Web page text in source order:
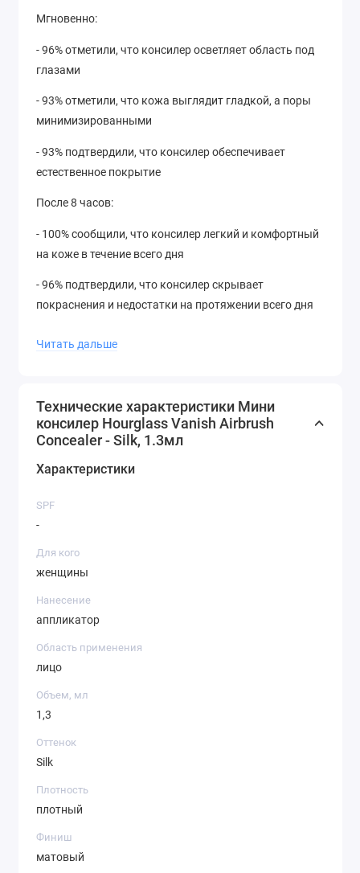
Мгновенно:
- 96% отметили, что консилер осветляет область под
глазами
- 93% отметили, что кожа выглядит гладкой, а поры
минимизированными
- 93% подтвердили, что консилер обеспечивает
естественное покрытие
После 8 часов:
- 100% сообщили, что консилер легкий и комфортный
на коже в течение всего дня
- 96% подтвердили, что консилер скрывает
покраснения и недостатки на протяжении всего дня
Читать дальше
Технические характеристики Мини
консилер Hourglass Vanish Airbrush
Concealer - Silk, 1.3мл
Характеристики
SPF
-
Для кого
женщины
Нанесение
аппликатор
Область применения
лицо
Объем, мл
1,3
Оттенок
Silk
Плотность
плотный
Финиш
матовый